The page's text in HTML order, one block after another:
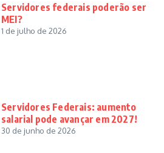
Servidores federais poderão ser
MEI?
1 de julho de 2026
Servidores Federais: aumento
salarial pode avançar em 2027!
30 de junho de 2026